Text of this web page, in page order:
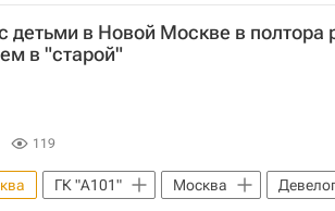
детьми в Новой Москве в полтора
в "старой"
119
ГК "А101" Москва